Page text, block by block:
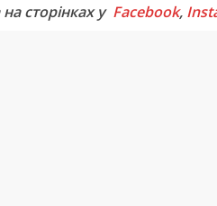
sна сторінках у Facebook,